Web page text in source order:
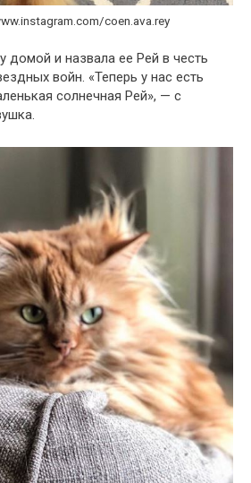
coen.ava.rey
домой и назвала ее Рей в честь
войн. «Теперь у нас есть
солнечная Рей», — с